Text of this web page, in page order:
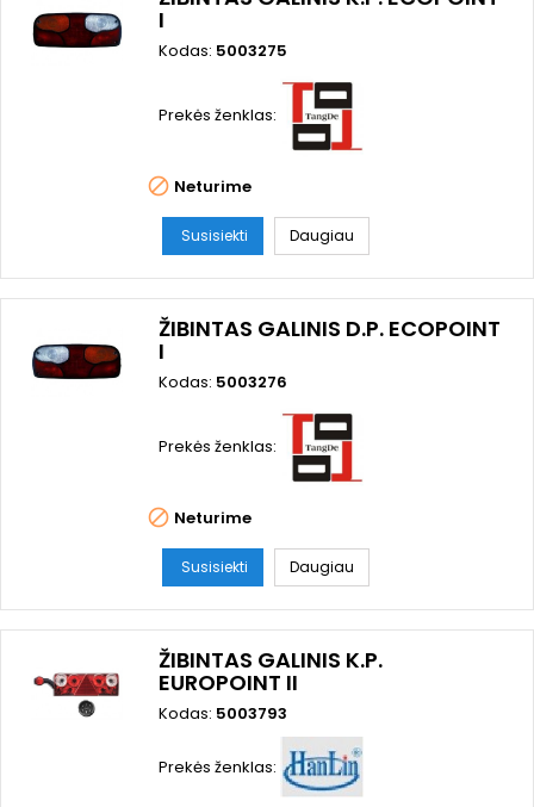
I
Kodas: 5003275
Prekės ženklas:
 Neturime
Susisiekti Daugiau
ŽIBINTAS GALINIS D.P. ECOPOINT
I
Kodas: 5003276
Prekės ženklas:
 Neturime
Susisiekti Daugiau
ŽIBINTAS GALINIS K.P.
EUROPOINT II
Kodas: 5003793
Prekės ženklas: